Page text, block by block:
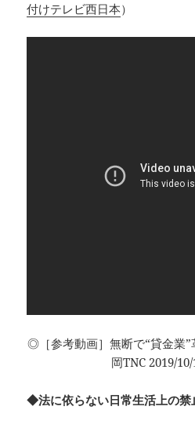
付けテレビ西日本）
◎［参考動画］無断で“貸金業”
岡TNC 2019/10/
◆法に依らない日常生活上の禁